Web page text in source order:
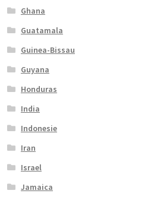
Ghana
Guatamala
Guinea-Bissau
Guyana
Honduras
India
Indonesie
Iran
Israel
Jamaica